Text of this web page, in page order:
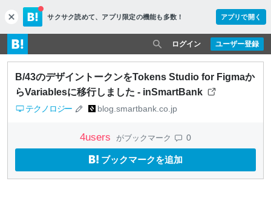
c
l
o
s
e
サクサク読めて、 アプリ限定の機能も多数！ アプリで開く
ユーザー登録
ログイン
B/43のデザイントークンをTokens Studio for Figmaか
らVariablesに移行しました - inSmartBank
テクノロジー blog.smartbank.co.jp
4users がブックマーク 0
ブックマークを追加